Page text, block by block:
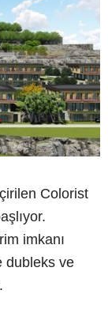
Colorist
imkanı
dubleks ve